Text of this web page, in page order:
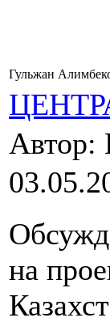
Гульжан
Автор:
на